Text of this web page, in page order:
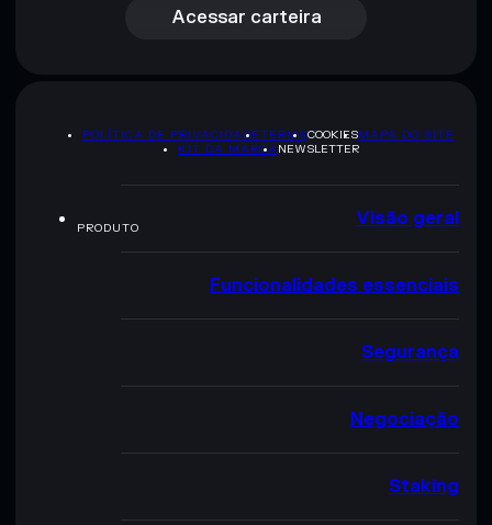
Acessar carteira
POLÍTICA DE PRIVACIDADETERMSCOOKIESMAPA DO SITE
KIT DA MARCA NEWSLETTER
PRODUTO Visão geral
Funcionalidades essenciais
Segurança
Negociação
Staking